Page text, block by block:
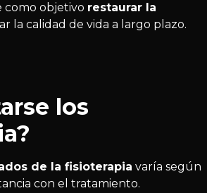
como objetivo restaurar la
la calidad de vida a largo plazo.
los
de la fisioterapia varía según
con el tratamiento.